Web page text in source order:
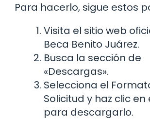
Para hacerlo, sigue estos
Visita el sitio web
Beca Benito Juárez.
Busca la sección de
«Descargas».
Selecciona el
Solicitud y haz clic
para descargarlo.